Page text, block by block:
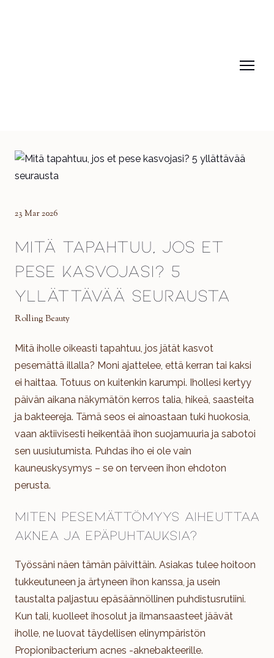
23 Mar 2026
Mitä tapahtuu, jos et
pese kasvojasi? 5
yllättävää seurausta
Rolling Beauty
Mitä iholle oikeasti tapahtuu, jos jätät kasvot
pesemättä illalla? Moni ajattelee, että kerran tai kaksi
ei haittaa. Totuus on kuitenkin karumpi. Ihollesi kertyy
päivän aikana näkymätön kerros talia, hikeä, saasteita
ja bakteereja. Tämä seos ei ainoastaan tuki huokosia,
vaan aktiivisesti heikentää ihon suojamuuria ja sabotoi
sen uusiutumista. Puhdas iho ei ole vain
kauneuskysymys – se on terveen ihon ehdoton
perusta.
Miten pesemättömyys aiheuttaa
aknea ja epäpuhtauksia?
Työssäni näen tämän päivittäin. Asiakas tulee hoitoon
tukkeutuneen ja ärtyneen ihon kanssa, ja usein
taustalta paljastuu epäsäännöllinen puhdistusrutiini.
Kun tali, kuolleet ihosolut ja ilmansaasteet jäävät
iholle, ne luovat täydellisen elinympäristön
Propionibacterium acnes -aknebakteerille.